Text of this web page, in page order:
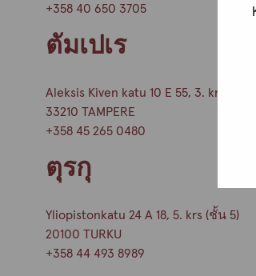
+358 40 650 3705
ตัมเปเร
Aleksis Kiven katu 10 E 55, 3. krs (ชั้น 3)
33210 TAMPERE
+358 45 265 0480
ตุรกุ
Yliopistonkatu 24 A 18, 5. krs (ชั้น 5)
20100 TURKU
+358 44 493 8989